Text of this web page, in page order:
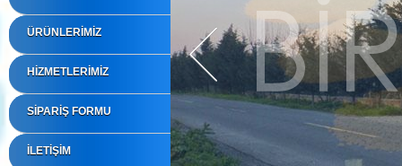
ÜRÜNLERİMİZ
HİZMETLERİMİZ
SİPARİŞ FORMU
İLETİŞİM